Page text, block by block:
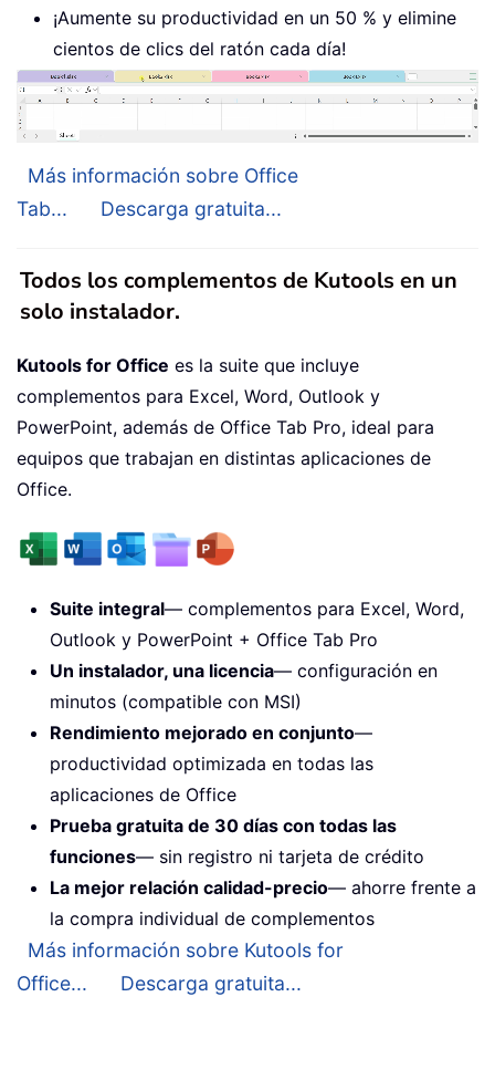
¡Aumente su productividad en un 50 % y elimine
cientos de clics del ratón cada día!
Más información sobre Office
Tab...
Descarga gratuita...
Todos los complementos de Kutools en un
solo instalador.
Kutools for Office es la suite que incluye
complementos para Excel, Word, Outlook y
PowerPoint, además de Office Tab Pro, ideal para
equipos que trabajan en distintas aplicaciones de
Office.
Suite integral— complementos para Excel, Word,
Outlook y PowerPoint + Office Tab Pro
Un instalador, una licencia— configuración en
minutos (compatible con MSI)
Rendimiento mejorado en conjunto—
productividad optimizada en todas las
aplicaciones de Office
Prueba gratuita de 30 días con todas las
funciones— sin registro ni tarjeta de crédito
La mejor relación calidad-precio— ahorre frente a
la compra individual de complementos
Más información sobre Kutools for
Office...
Descarga gratuita...